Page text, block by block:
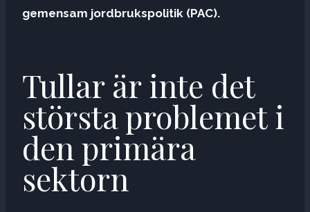
gemensam jordbrukspolitik (PAC).
Tullar är inte det
största problemet i
den primära
sektorn